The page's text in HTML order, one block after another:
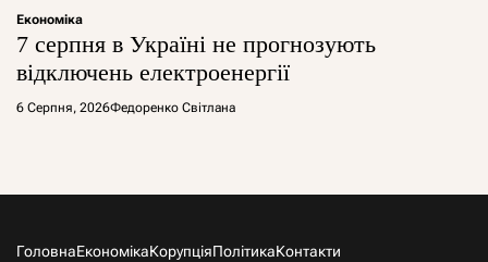
Економіка
7 серпня в Україні не прогнозують
відключень електроенергії
6 Серпня, 2026Федоренко Світлана
ГоловнаЕкономікаКорупціяПолітикаКонтакти